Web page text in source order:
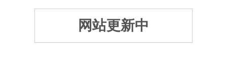
网站更新中